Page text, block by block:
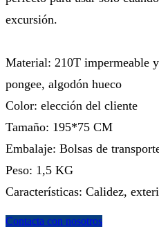
excursión.
Material: 210T impermeable
pongee, algodón hueco
Color: elección del cliente
Tamaño: 195*75 CM
Embalaje: Bolsas de
Peso: 1,5 KG
Características: Calidez,
Contacta con nosotros